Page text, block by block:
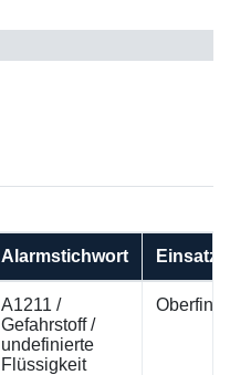
Alarmstichwort
A1211 /
Gefahrstoff /
undefinierte
Flüssigkeit